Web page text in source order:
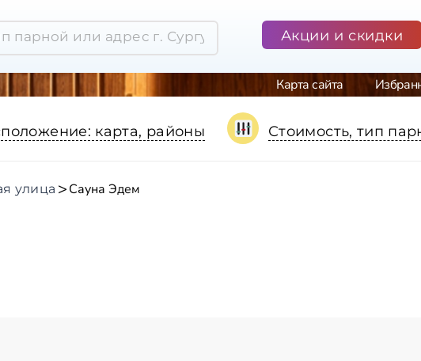
Акции и скидки
Карта сайта
карта, районы Стоимость, тип
улица Сауна Эдем